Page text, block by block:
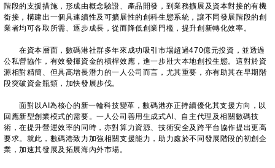
階段的支援措施，形成由概念驗證、產品開發，到業務擴展及資本對接的有機
銜接，構建出一個具連續性及可擴展性的創科生態系統，讓不同發展階段的創
業者均可各取所需、逐步成長，從而降低創業門檻，提升創新轉化效率。
在資本層面，數碼港社群多年來成功吸引市場超過470億元投資，並透過
公私營協作，有效發揮資金的槓桿效應，進一步壯大本地創投生態。這對於資
源相對精簡、但具高增長潛力的一人公司而言，尤其重要，亦有助其在早期階
段突破資金瓶頸，加快發展步伐。
面對以AI為核心的新一輪科技變革，數碼港亦正持續優化其支援方向，以
回應新型創業模式的需要。一人公司善用生成式AI、自主代理及相關數碼技
術，在提升營運效率的同時，亦對算力資源、技術安全及跨平台協作提出更高
要求。就此，數碼港致力加強相關支援能力，助力處於不同發展階段的初創企
業，加速其發展及拓展海內外市場。